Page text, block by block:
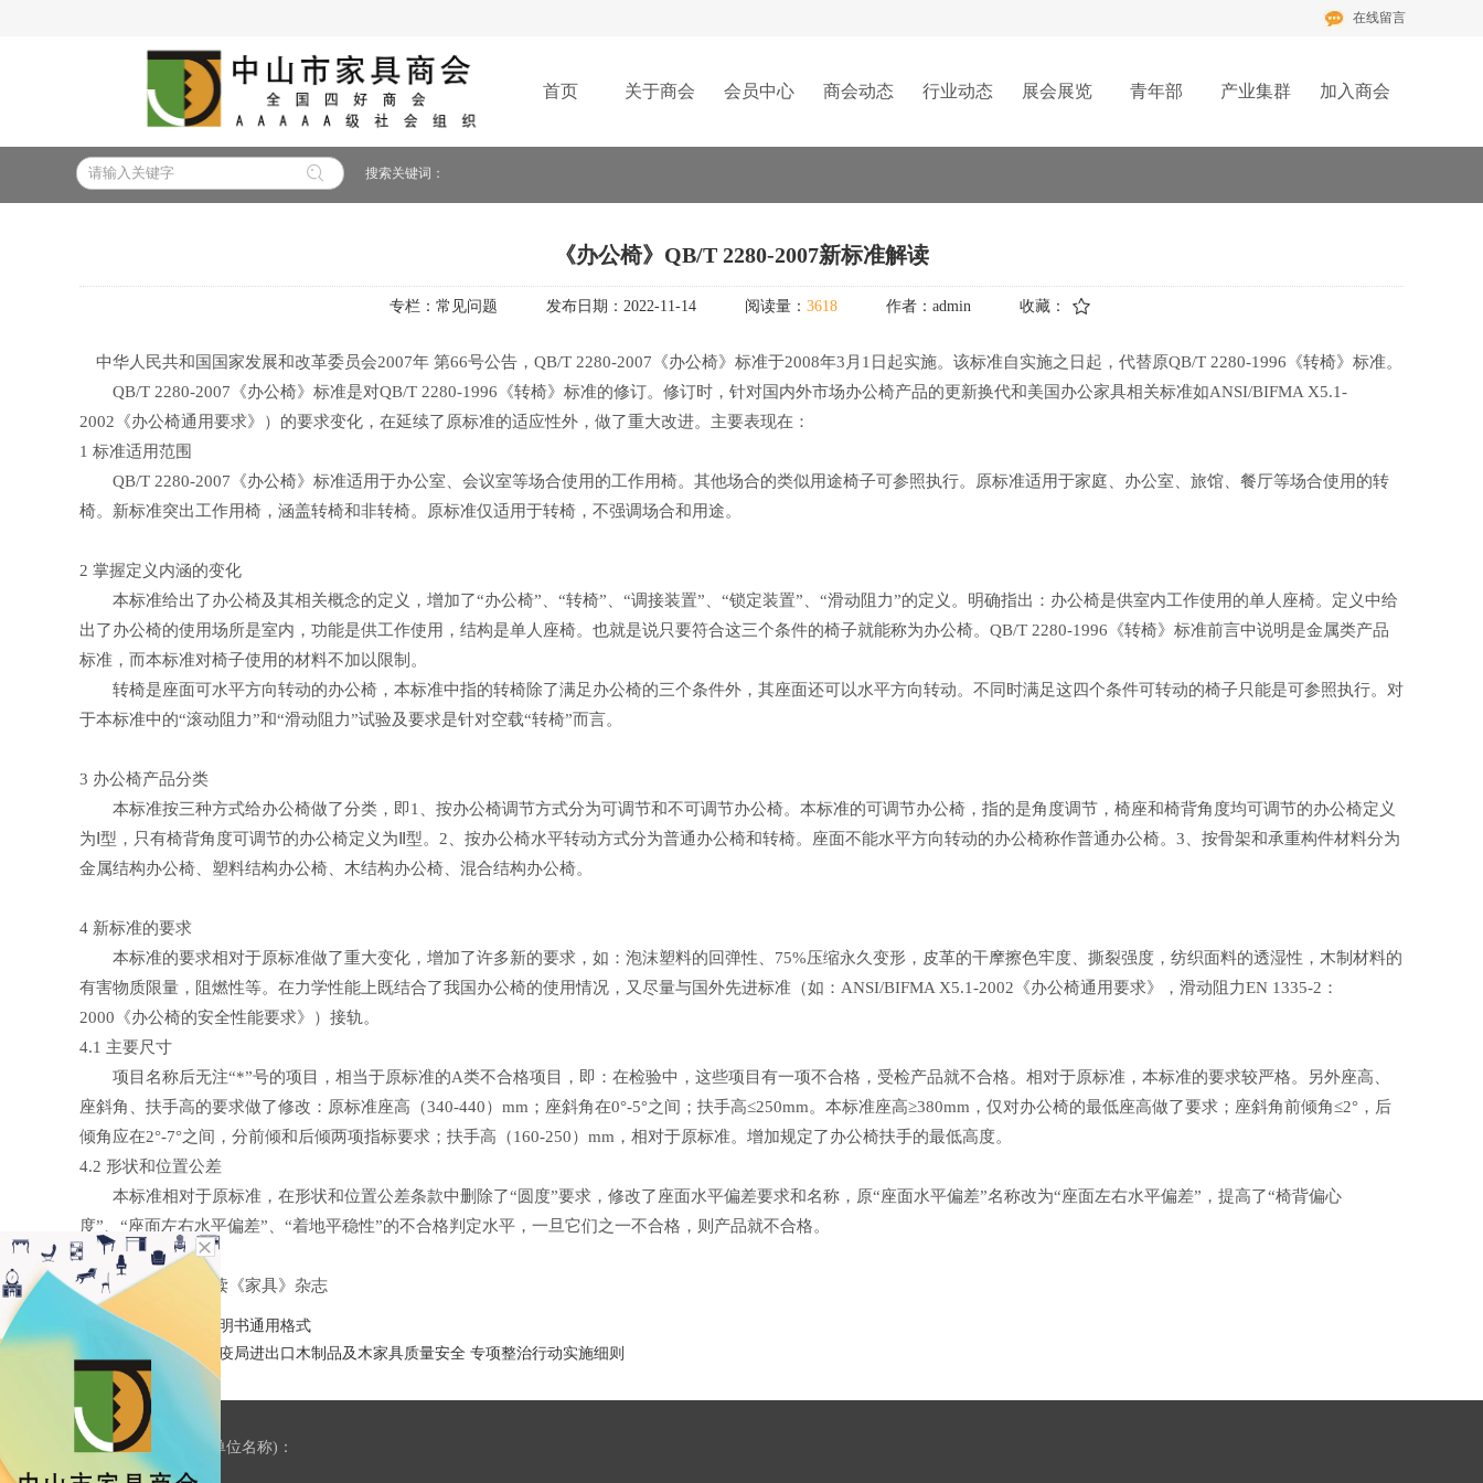
在线留言
首页 关于商会 会员中心 商会动态 行业动态 展会展览 青年部 产业集群 加入商会
搜索关键词：
《办公椅》QB/T 2280-2007新标准解读
专栏： 常见问题 发布日期： 2022-11-14 阅读量： 3618 作者： admin 收藏：
中华人民共和国国家发展和改革委员会2007年 第66号公告，QB/T 2280-2007《办公椅》标准于2008年3月1日起实施。该标准自实施之日起，代替原QB/T 2280-1996《转椅》标准。
QB/T 2280-2007《办公椅》标准是对QB/T 2280-1996《转椅》标准的修订。修订时，针对国内外市场办公椅产品的更新换代和美国办公家具相关标准如ANSI/BIFMA X5.1-
2002《办公椅通用要求》）的要求变化，在延续了原标准的适应性外，做了重大改进。主要表现在：
1 标准适用范围
QB/T 2280-2007《办公椅》标准适用于办公室、会议室等场合使用的工作用椅。其他场合的类似用途椅子可参照执行。原标准适用于家庭、办公室、旅馆、餐厅等场合使用的转
椅。新标准突出工作用椅，涵盖转椅和非转椅。原标准仅适用于转椅，不强调场合和用途。
2 掌握定义内涵的变化
本标准给出了办公椅及其相关概念的定义，增加了“办公椅”、“转椅”、“调接装置”、“锁定装置”、“滑动阻力”的定义。明确指出：办公椅是供室内工作使用的单人座椅。定义中给
出了办公椅的使用场所是室内，功能是供工作使用，结构是单人座椅。也就是说只要符合这三个条件的椅子就能称为办公椅。QB/T 2280-1996《转椅》标准前言中说明是金属类产品
标准，而本标准对椅子使用的材料不加以限制。
转椅是座面可水平方向转动的办公椅，本标准中指的转椅除了满足办公椅的三个条件外，其座面还可以水平方向转动。不同时满足这四个条件可转动的椅子只能是可参照执行。对
于本标准中的“滚动阻力”和“滑动阻力”试验及要求是针对空载“转椅”而言。
3 办公椅产品分类
本标准按三种方式给办公椅做了分类，即1、按办公椅调节方式分为可调节和不可调节办公椅。本标准的可调节办公椅，指的是角度调节，椅座和椅背角度均可调节的办公椅定义
为Ⅰ型，只有椅背角度可调节的办公椅定义为Ⅱ型。2、按办公椅水平转动方式分为普通办公椅和转椅。座面不能水平方向转动的办公椅称作普通办公椅。3、按骨架和承重构件材料分为
金属结构办公椅、塑料结构办公椅、木结构办公椅、混合结构办公椅。
4 新标准的要求
本标准的要求相对于原标准做了重大变化，增加了许多新的要求，如：泡沫塑料的回弹性、75%压缩永久变形，皮革的干摩擦色牢度、撕裂强度，纺织面料的透湿性，木制材料的
有害物质限量，阻燃性等。在力学性能上既结合了我国办公椅的使用情况，又尽量与国外先进标准（如：ANSI/BIFMA X5.1-2002《办公椅通用要求》，滑动阻力EN 1335-2：
2000《办公椅的安全性能要求》）接轨。
4.1 主要尺寸
项目名称后无注“*”号的项目，相当于原标准的A类不合格项目，即：在检验中，这些项目有一项不合格，受检产品就不合格。相对于原标准，本标准的要求较严格。另外座高、
座斜角、扶手高的要求做了修改：原标准座高（340-440）mm；座斜角在0°-5°之间；扶手高≤250mm。本标准座高≥380mm，仅对办公椅的最低座高做了要求；座斜角前倾角≤2°，后
倾角应在2°-7°之间，分前倾和后倾两项指标要求；扶手高（160-250）mm，相对于原标准。增加规定了办公椅扶手的最低高度。
4.2 形状和位置公差
本标准相对于原标准，在形状和位置公差条款中删除了“圆度”要求，修改了座面水平偏差要求和名称，原“座面水平偏差”名称改为“座面左右水平偏差”，提高了“椅背偏心
度”、“座面左右水平偏差”、“着地平稳性”的不合格判定水平，一旦它们之一不合格，则产品就不合格。
……详细内容请阅读《家具》杂志
上一页：家具使用说明书通用格式
广东检验检疫局进出口木制品及木家具质量安全 专项整治行动实施细则
友情链接(合作单位名称)：